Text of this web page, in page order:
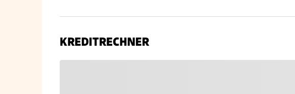
KREDITRECHNER